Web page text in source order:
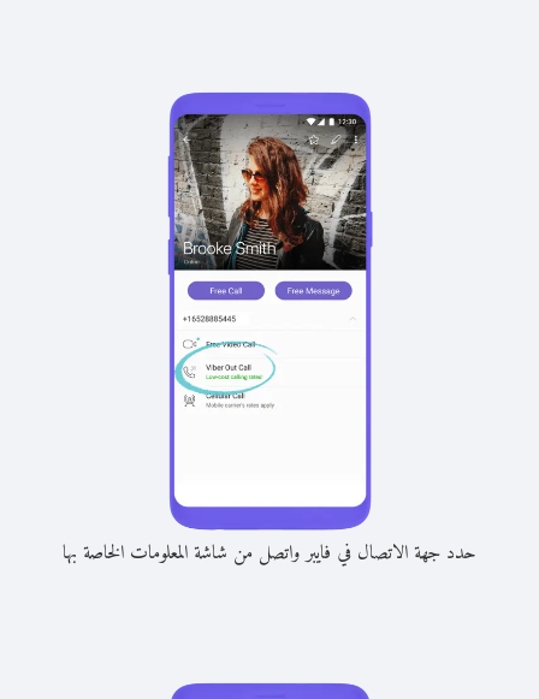
حدد جهة الاتصال في فايبر واتصل من شاشة المعلومات الخاصة بها